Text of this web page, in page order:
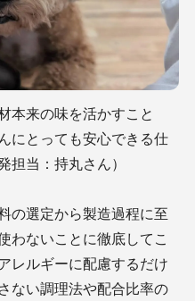
本来の味を活かすこと
にとっても安心できる仕
担当：持丸さん）
の選定から製造過程に至
わないことに徹底してこ
レルギーに配慮するだけ
ない調理法や配合比率の